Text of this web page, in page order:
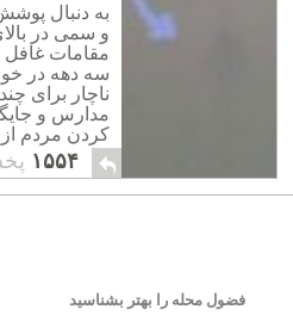
به دنبال
و سمی در
مقامات غافل
سه دهه در
ناچار برای
مدارس و
کردن مردم از
واکنش ها در
دائمی نیست،
۱۵۵۴
فضول محله را بهتر بشناسید